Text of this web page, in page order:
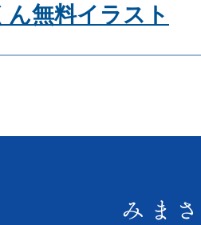
ん無料イラスト